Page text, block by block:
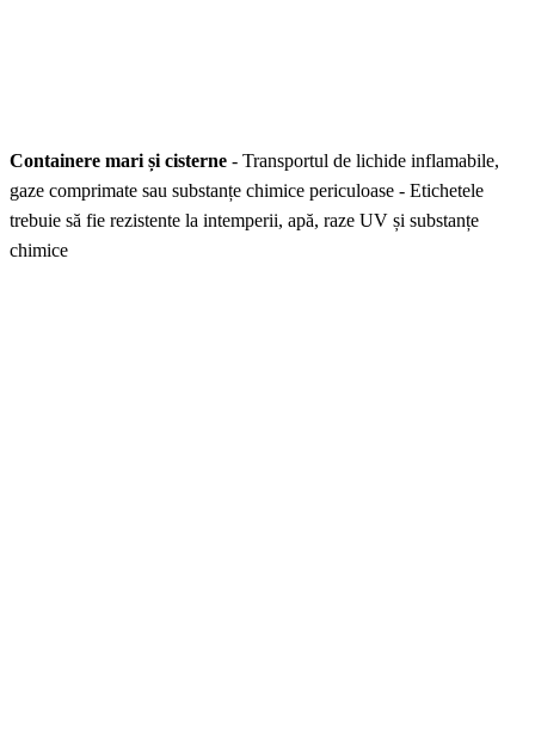
Containere mari și cisterne - Transportul de lichide inflamabile,
gaze comprimate sau substanțe chimice periculoase - Etichetele
trebuie să fie rezistente la intemperii, apă, raze UV și substanțe
chimice